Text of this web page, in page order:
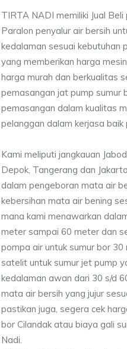
TIRTA NADI memiliki Jual
Paralon penyalur air bersih
kedalaman sesuai kebutuhan
yang memberikan harga
harga murah dan berkualitas
pemasangan jat pump sumur
pemasangan dalam kualitas
pelanggan dalam kerjasa
Kami meliputi jangkauan
Depok, Tangerang dan
dalam pengeboran mata air
kebersihan mata air bening
mana kami menawarkan
meter sampai 60 meter dan
pompa air untuk sumur bor
satelit untuk sumur jet pump
kedalaman awan dari 30 s/d
mata air bersih yang jujur
pastikan juga, segera cek
bor Cilandak atau biaya gali
Nadi.